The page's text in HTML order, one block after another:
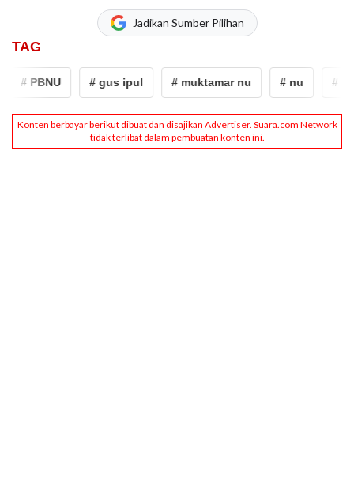
Jadikan Sumber Pilihan
TAG
# PBNU # gus ipul # muktamar nu # nu #